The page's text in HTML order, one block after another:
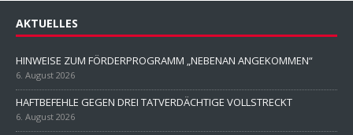
AKTUELLES
HINWEISE ZUM FÖRDERPROGRAMM „NEBENAN ANGEKOMMEN“
6. August 2026
HAFTBEFEHLE GEGEN DREI TATVERDÄCHTIGE VOLLSTRECKT
6. August 2026